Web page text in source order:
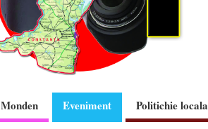
Monden Eveniment Politichie locala